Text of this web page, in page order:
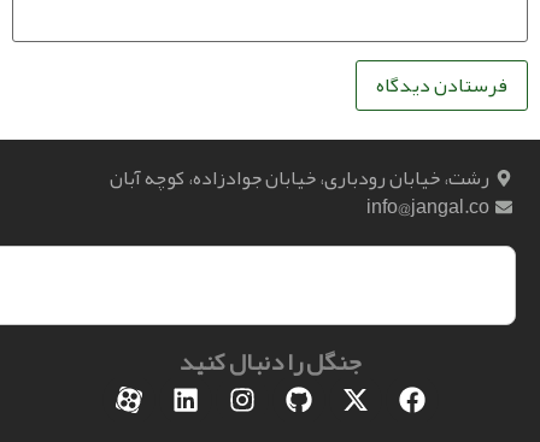
خیابان رودباری، خیابان جوادزاده، کوچه آبان
جنگل را دنبال کنید